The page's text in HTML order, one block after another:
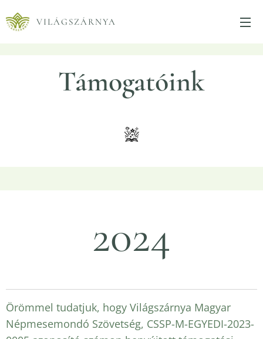
VILÁGSZÁRNYA
Támogatóink
2024
Örömmel tudatjuk, hogy Világszárnya Magyar
Népmesemondó Szövetség, CSSP-M-EGYEDI-2023-